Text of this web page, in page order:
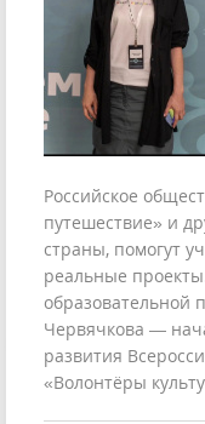
Российское
путешествие» и
страны, помогут
реальные
образовательной
Червячкова —
развития
«Волонтёры